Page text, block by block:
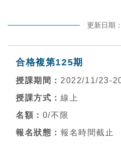
更新日期
合格複第125期
2022/11/23-
線上
0/不限
報名時間截止